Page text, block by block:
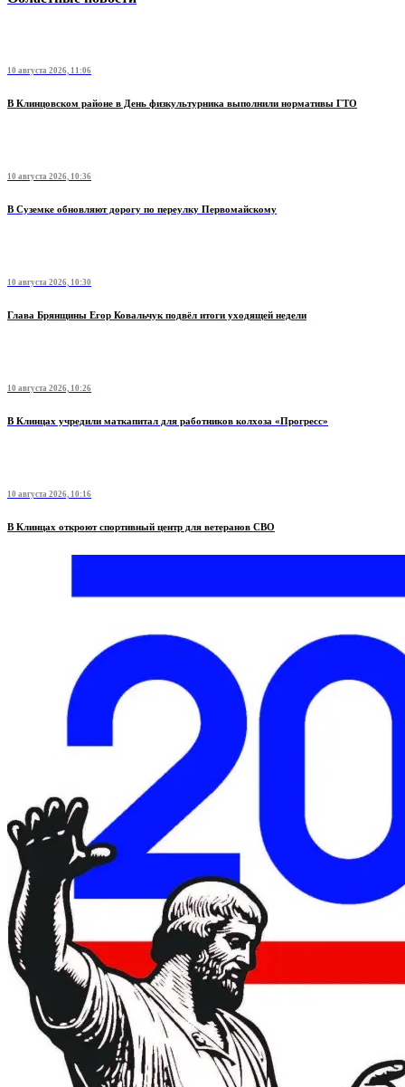
10 августа 2026, 11:06
В Клинцовском районе в День физкультурника выполнили нормативы ГТО
10 августа 2026, 10:36
В Суземке обновляют дорогу по переулку Первомайскому
10 августа 2026, 10:30
Глава Брянщины Егор Ковальчук подвёл итоги уходящей недели
10 августа 2026, 10:26
В Клинцах учредили маткапитал для работников колхоза «Прогресс»
10 августа 2026, 10:16
В Клинцах откроют спортивный центр для ветеранов СВО